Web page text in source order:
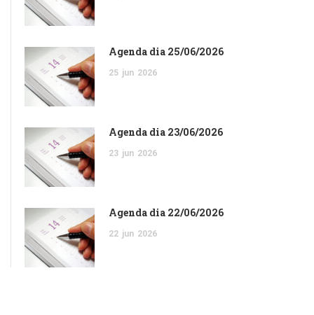
Agenda dia 25/06/2026
25 jun 2026
Agenda dia 23/06/2026
23 jun 2026
Agenda dia 22/06/2026
22 jun 2026